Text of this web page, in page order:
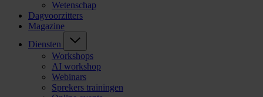
Wetenschap
Dagvoorzitters
Magazine
Diensten
Workshops
AI workshop
Webinars
Sprekers trainingen